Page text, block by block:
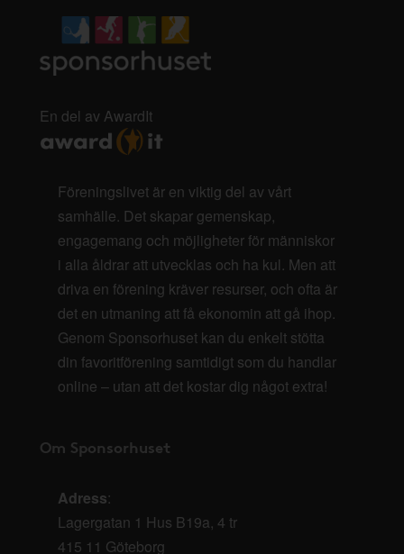
En del av AwardIt
Föreningslivet är en viktig del av vårt
samhälle. Det skapar gemenskap,
engagemang och möjligheter för människor
i alla åldrar att utvecklas och ha kul. Men att
driva en förening kräver resurser, och ofta är
det en utmaning att få ekonomin att gå ihop.
Genom Sponsorhuset kan du enkelt stötta
din favoritförening samtidigt som du handlar
online – utan att det kostar dig något extra!
Om Sponsorhuset
Adress:
Lagergatan 1 Hus B19a, 4 tr
415 11 Göteborg